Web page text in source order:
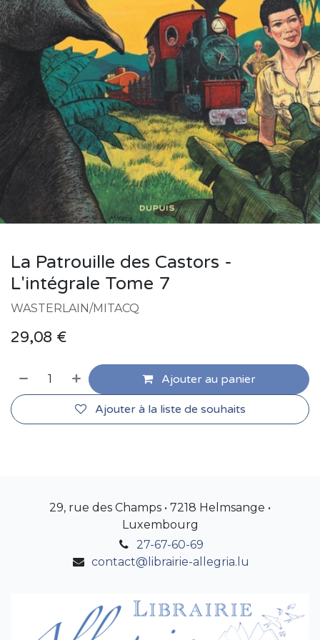
La Patrouille des Castors -
L'intégrale Tome 7
WASTERLAIN/MITACQ
29,08 €
Ajouter au panier
Ajouter à la liste de souhaits
29, rue des Champs • 7218 Helmsange •
Luxembourg
27-67-60-69
contact@librairie-allegria.lu